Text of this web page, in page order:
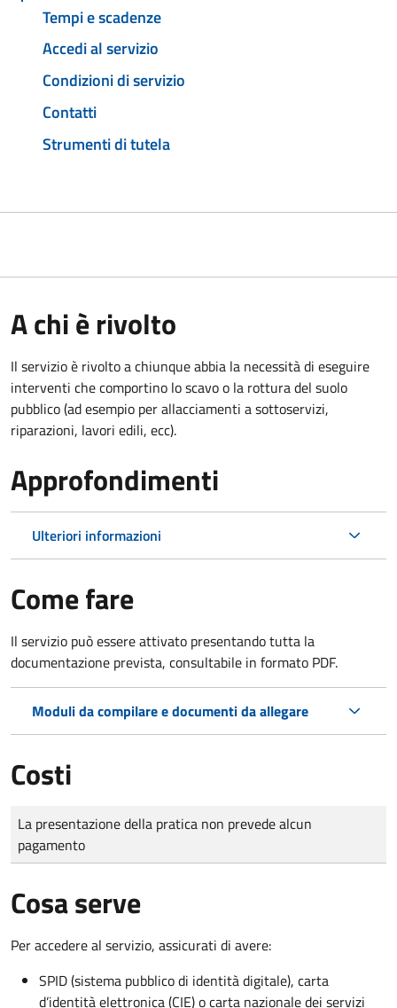
Tempi e scadenze
Accedi al servizio
Condizioni di servizio
Contatti
Strumenti di tutela
A chi è rivolto
Il servizio è rivolto a chiunque abbia la necessità di eseguire
interventi che comportino lo scavo o la rottura del suolo
pubblico (ad esempio per allacciamenti a sottoservizi,
riparazioni, lavori edili, ecc).
Approfondimenti
Ulteriori informazioni
Come fare
Il servizio può essere attivato presentando tutta la
documentazione prevista, consultabile in formato PDF.
Moduli da compilare e documenti da allegare
Costi
Tipo di pagamento
Importo
La presentazione della pratica non prevede alcun
pagamento
Cosa serve
Per accedere al servizio, assicurati di avere:
SPID (sistema pubblico di identità digitale), carta
d’identità elettronica (CIE) o carta nazionale dei servizi